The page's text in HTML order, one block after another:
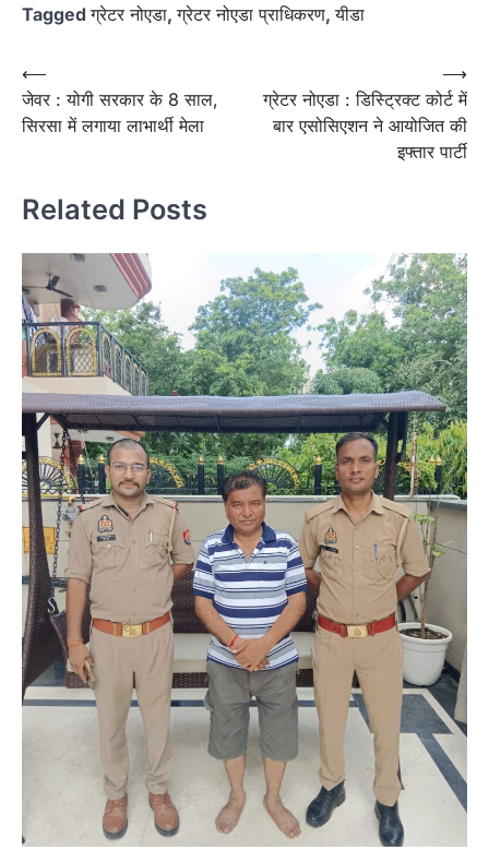
Taggedग्रेटर नोएडा,ग्रेटर नोएडा प्राधिकरण,यीडा
Post
navigation
⟵
जेवर : योगी सरकार के 8 साल,
सिरसा में लगाया लाभार्थी मेला
ग्रेटर नोएडा : डिस्ट्रिक्ट कोर्ट में
बार एसोसिएशन ने आयोजित की
इफ्तार पार्टी
⟶
Related Posts